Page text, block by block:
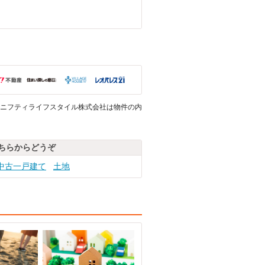
フティライフスタイル株式会社は物件の内
らからどうぞ
古一戸建て
土地